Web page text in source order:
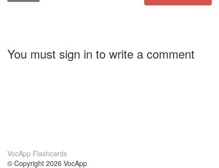
You must sign in to write a comment
VocApp Flashcards
© Copyright 2026 VocApp